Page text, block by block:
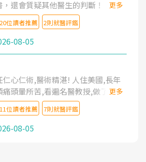
還會質疑其他醫生的判斷！
更多
20位讀者推薦 2則就醫評鑑
08-05
心仁術,醫術精湛! 人住美國,長年
頭暈所苦,看遍名醫教授,做了各種
醫打針,中醫針灸及物理徒手治療都
到嗎啡類止痛藥都效果有限,只是壓
起來,多年失眠嚴重影響生活品質.
孝醫院杜育才主任是頸頭症候群專
更多
11位讀者推薦 7則就醫評鑑
08-05